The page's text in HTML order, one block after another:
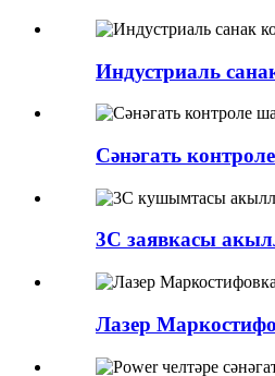
Индустриаль
Сәнәгать
3С заявкасы
Лазер